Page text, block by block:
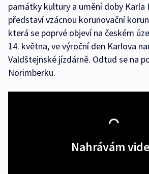
památky kultury a umění doby Karla
představí vzácnou korunovační
která se poprvé objeví na českém
14. května, ve výroční den Karlova
Valdštejnské jízdárně. Odtud se na
Norimberku.
Nahrávám